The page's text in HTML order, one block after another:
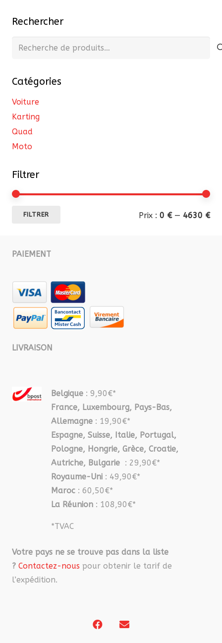
Rechercher
Recherche
Catégories
Voiture
Karting
Quad
Moto
Filtrer
FILTRER Prix : 0 €— 4630 €
PAIEMENT
LIVRAISON
Belgique : 9,90€*
France, Luxembourg, Pays-Bas,
Allemagne : 19,90€*
Espagne, Suisse, Italie, Portugal,
Pologne, Hongrie, Grèce, Croatie,
Autriche, Bulgarie : 29,90€*
Royaume-Uni : 49,90€*
Maroc : 60,50€*
La Réunion : 108,90€*
*TVAC
Votre pays ne se trouve pas dans la liste
? Contactez-nous pour obtenir le tarif de
l’expédition.